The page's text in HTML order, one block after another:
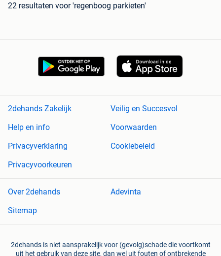
22 resultaten voor 'regenboog parkieten'
2dehands Zakelijk
Veilig en Succesvol
Help en info
Voorwaarden
Privacyverklaring
Cookiebeleid
Privacyvoorkeuren
Over 2dehands
Adevinta
Sitemap
2dehands is niet aansprakelijk voor (gevolg)schade die voortkomt
uit het gebruik van deze site, dan wel uit fouten of ontbrekende